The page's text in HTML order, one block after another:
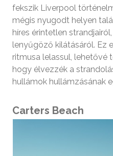
fekszik Liverpool
mégis nyugodt helyen
híres érintetlen
lenyűgöző kilátásáról. Ez
ritmusa lelassul, lehetővé
hogy élvezzék a
hullámok hullámzásának
Carters Beach